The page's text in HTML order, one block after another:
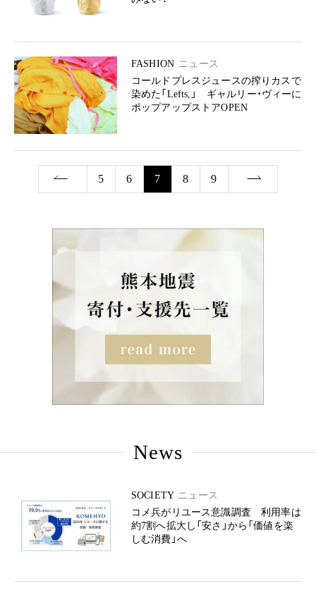
FASHION ニュース
コールドプレスジュースの搾りカスで
染めた「Lefts,」 ギャルリー・ヴィーに
ポップアップストアOPEN
5 6 7 8 9
News
SOCIETY ニュース
コメ兵がリユース意識調査 利用率は
約7割へ拡大し「安さ」から「価値を楽
しむ消費」へ